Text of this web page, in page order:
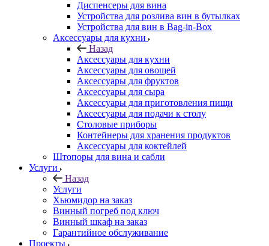
Диспенсеры для вина
Устройства для розлива вин в бутылках
Устройства для вин в Bag-in-Box
Аксессуары для кухни
Назад
Аксессуары для кухни
Аксессуары для овощей
Аксессуары для фруктов
Аксессуары для сыра
Аксессуары для приготовления пищи
Аксессуары для подачи к столу
Столовые приборы
Контейнеры для хранения продуктов
Аксессуары для коктейлей
Штопоры для вина и сабли
Услуги
Назад
Услуги
Хьюмидор на заказ
Винный погреб под ключ
Винный шкаф на заказ
Гарантийное обслуживание
Проекты